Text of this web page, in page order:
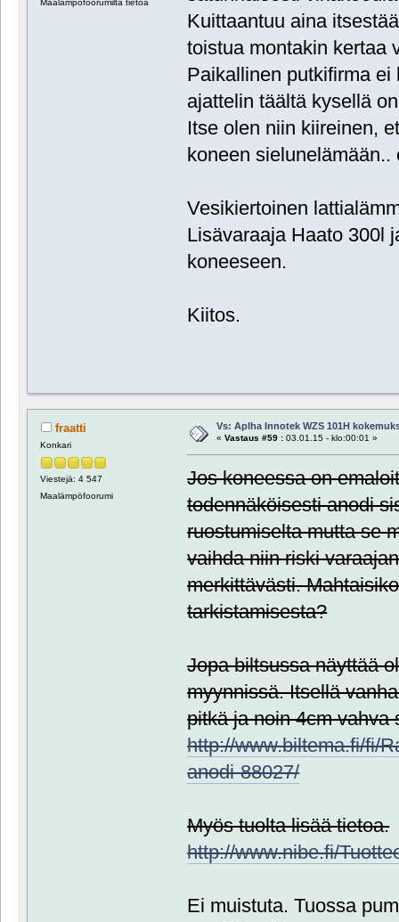
Maalämpöfoorumilta tietoa
Kuittaantuu aina
toistua montakin kertaa
Paikallinen putkifirma
ajattelin täältä kysellä
Itse olen niin kiireinen,
koneen
Vesikiertoinen
Lisävaraaja Haato 300l
koneeseen.
Kiitos.
fraatti
Konkari
Viestejä: 4 547
Maalämpöfoorumi
Vs: Aplha Innotek WZS 101H
« Vastaus #59 :03.01.15 - klo:00:01 »
Jos koneessa on
todennäköisesti anodi
ruostumiselta mutta se
vaihda niin riski
merkittävästi.
tarkistamisesta?
Jopa biltsussa näyttää
myynnissä. Itsellä
pitkä ja noin 4cm vahva
http://www.biltema.fi/fi/
anodi-88027/
Myös tuolta lisää tietoa.
http://www.nibe.fi/
Ei muistuta. Tuossa